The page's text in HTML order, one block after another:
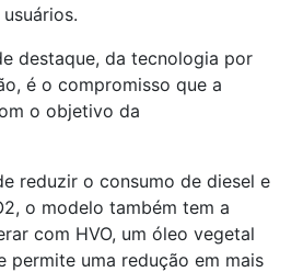
destaque, da tecnologia por
é o compromisso que a
o objetivo da
reduzir o consumo de diesel e
o modelo também tem a
com HVO, um óleo vegetal
permite uma redução em mais